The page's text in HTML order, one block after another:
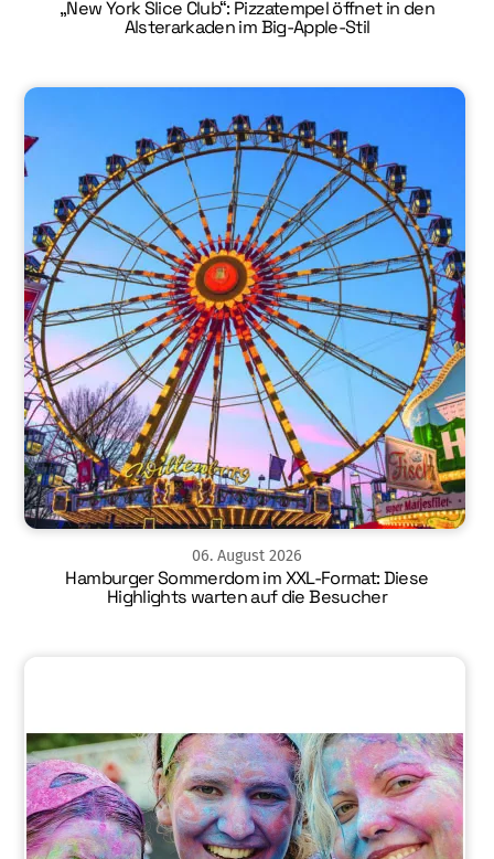
„New York Slice Club“: Pizzatempel öffnet in den
Alsterarkaden im Big-Apple-Stil
06. August 2026
Hamburger Sommerdom im XXL-Format: Diese
Highlights warten auf die Besucher